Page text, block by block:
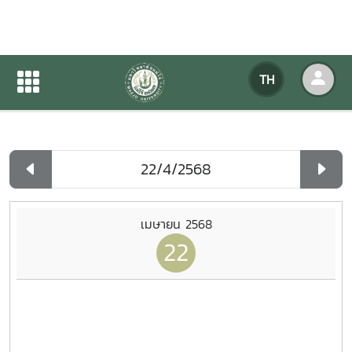
TH
ปฏิทินกิจกรรมของหน่วยงาน
ปฏิทินกิจกรรมของหน่วยงาน
เมษายน 2568
22